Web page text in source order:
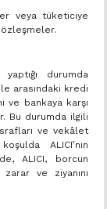
veya tüketiciye
durumda
arasındaki kredi
ve bankaya karşı
Bu durumda ilgili
ve vekâlet
ALICI’nın
ALICI, borcun
zarar ve ziyanını